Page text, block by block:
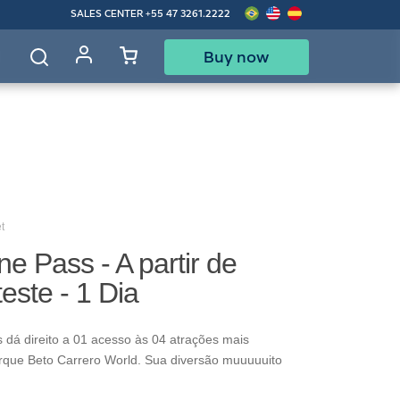
SALES CENTER +55 47 3261.2222
Buy now
Pass - A partir de
- 1 Dia
dá direito a 01 acesso às 04 atrações mais
Beto Carrero World. Sua diversão muuuuuito